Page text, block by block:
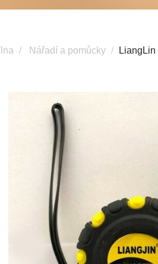
Nářadí a pomůcky